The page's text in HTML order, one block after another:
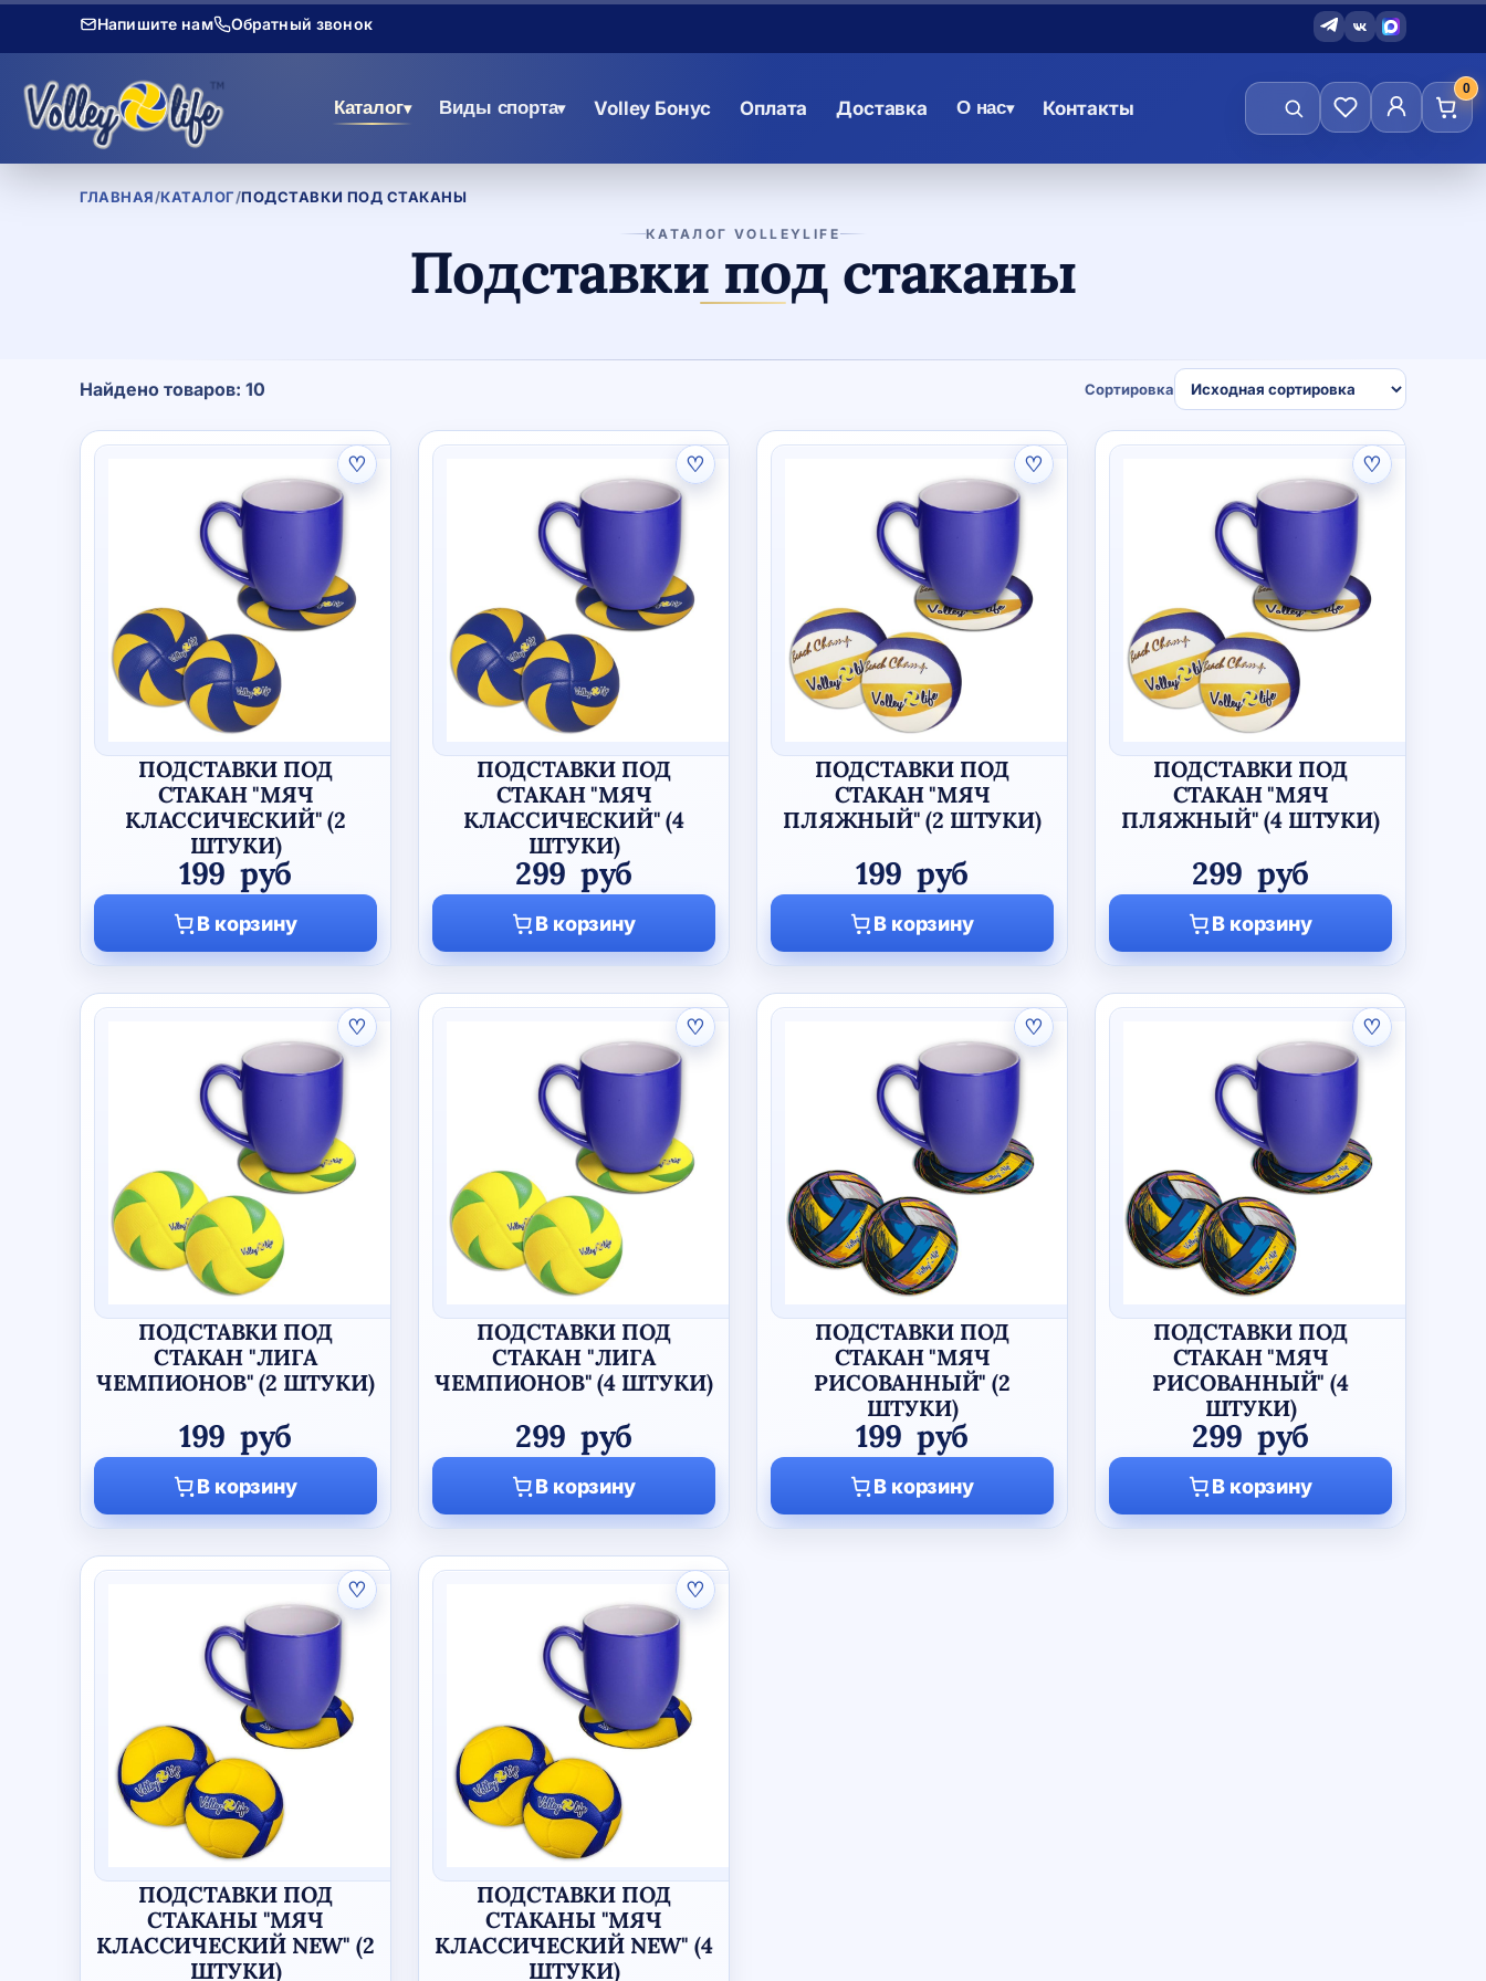
Напишите нам Обратный звонок
Каталог▾ Виды спорта▾ Volley Бонус Оплата Доставка О нас▾ Контакты
0
ГЛАВНАЯ/КАТАЛОГ/ПОДСТАВКИ ПОД СТАКАНЫ
КАТАЛОГ VOLLEYLIFE
Подставки под стаканы
Найдено товаров: 10 Сортировка
♡
ПОДСТАВКИ ПОД
СТАКАН "МЯЧ
КЛАССИЧЕСКИЙ" (2
ШТУКИ)
199 руб
В корзину
♡
ПОДСТАВКИ ПОД
СТАКАН "МЯЧ
КЛАССИЧЕСКИЙ" (4
ШТУКИ)
299 руб
В корзину
♡
ПОДСТАВКИ ПОД
СТАКАН "МЯЧ
ПЛЯЖНЫЙ" (2 ШТУКИ)
199 руб
В корзину
♡
ПОДСТАВКИ ПОД
СТАКАН "МЯЧ
ПЛЯЖНЫЙ" (4 ШТУКИ)
299 руб
В корзину
♡
ПОДСТАВКИ ПОД
СТАКАН "ЛИГА
ЧЕМПИОНОВ" (2 ШТУКИ)
199 руб
В корзину
♡
ПОДСТАВКИ ПОД
СТАКАН "ЛИГА
ЧЕМПИОНОВ" (4 ШТУКИ)
299 руб
В корзину
♡
ПОДСТАВКИ ПОД
СТАКАН "МЯЧ
РИСОВАННЫЙ" (2
ШТУКИ)
199 руб
В корзину
♡
ПОДСТАВКИ ПОД
СТАКАН "МЯЧ
РИСОВАННЫЙ" (4
ШТУКИ)
299 руб
В корзину
♡
ПОДСТАВКИ ПОД
СТАКАНЫ "МЯЧ
КЛАССИЧЕСКИЙ NEW" (2
ШТУКИ)
♡
ПОДСТАВКИ ПОД
СТАКАНЫ "МЯЧ
КЛАССИЧЕСКИЙ NEW" (4
ШТУКИ)